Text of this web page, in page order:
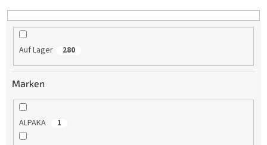
t
Auf Lager 280
Marken
ALPAKA 1